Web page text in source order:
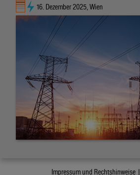
16. Dezember 2025, Wien
Impressum und Rechtshinweise |